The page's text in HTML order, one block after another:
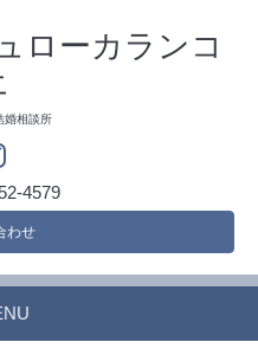
ローカランコ
婚相談所
4579
わせ